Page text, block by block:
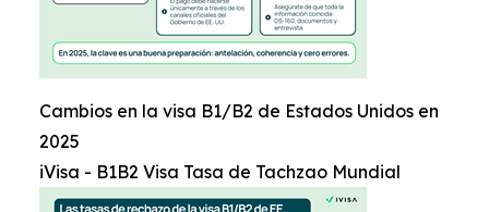
Cambios en la visa B1/B2 de Estados Unidos en
2025
iVisa - B1B2 Visa Tasa de Tachzao Mundial